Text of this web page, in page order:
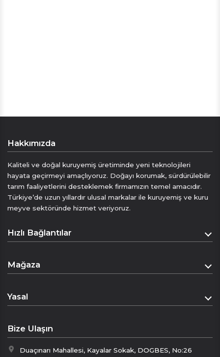
Hakkımızda
Kaliteli ve doğal kuruyemiş üretiminde yeni teknolojileri
hayata geçirmeyi amaçlıyoruz. Doğayı korumak, sürdürülebilir
tarım faaliyetlerini desteklemek firmamızın temel amacıdır.
Türkiye’de uzun yıllardır ulusal markalar ile kuruyemiş ve kuru
meyve sektöründe hizmet veriyoruz.
Hızlı Bağlantılar
Hakkımızda
Mağaza
Sepet
Yasal
Gizlilik Politikası
İptal & İade Politikası
Bize Ulaşın
Duaçınarı Mahallesi, Kayalar Sokak, DOGBES, No:26